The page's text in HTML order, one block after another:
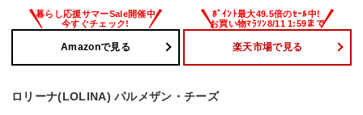
Amazonで見る 楽天市場で見る
ロリーナ(LOLINA) パルメザン・チーズ